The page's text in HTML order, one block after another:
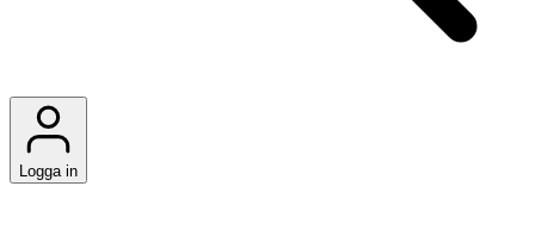
Logga in